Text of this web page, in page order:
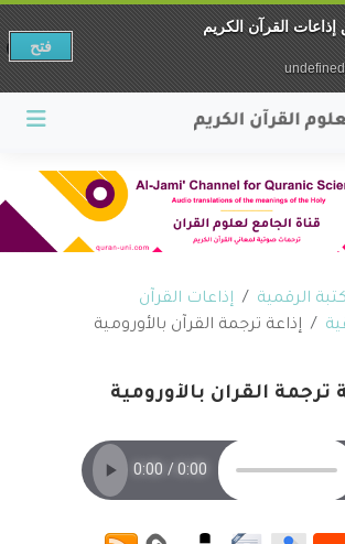
الرقمية
إذاعات القرآن
إذاعة ترجمة القرآن بالأورومية
ترجمة القرآن بالأورومية
إذاعات القرآن الكريم
فتح